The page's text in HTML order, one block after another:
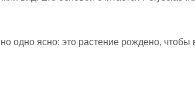
одно ясно: это растение рождено, чтобы